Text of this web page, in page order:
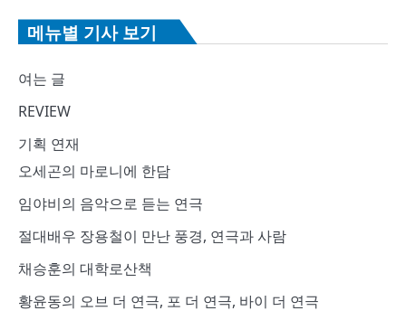
메뉴별 기사 보기
여는 글
REVIEW
기획 연재
오세곤의 마로니에 한담
임야비의 음악으로 듣는 연극
절대배우 장용철이 만난 풍경, 연극과 사람
채승훈의 대학로산책
황윤동의 오브 더 연극, 포 더 연극, 바이 더 연극